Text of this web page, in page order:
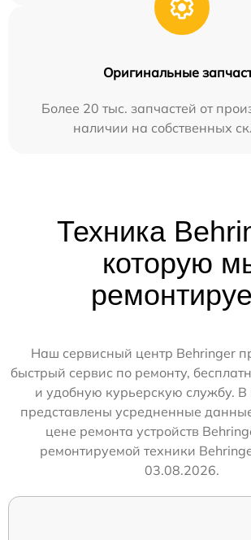
Оригинальные
Более 20 тыс. запчастей от
наличии на собственных
Техника
которую
Наш сервисный центр Behringer
быстрый сервис по ремонту,
и удобную курьерскую службу. В
представлены усредненные
цене ремонта устройств
ремонтируемой техники
03.08.2026.